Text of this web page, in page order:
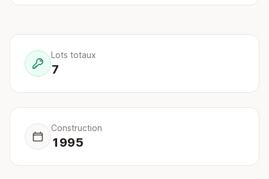
Lots totaux
7
Construction
1995